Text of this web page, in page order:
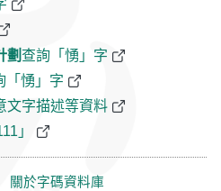
劃查詢「愑」字
「愑」字
文字描述等資料
」
關於字碼資料庫